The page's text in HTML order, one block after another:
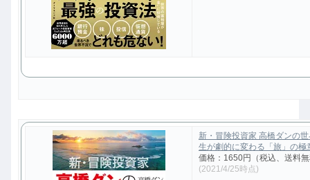
新・冒険投資家 高橋ダンの
生が劇的に変わる「旅」の極
価格：1650円（税込、送料
(2021/4/25時点)